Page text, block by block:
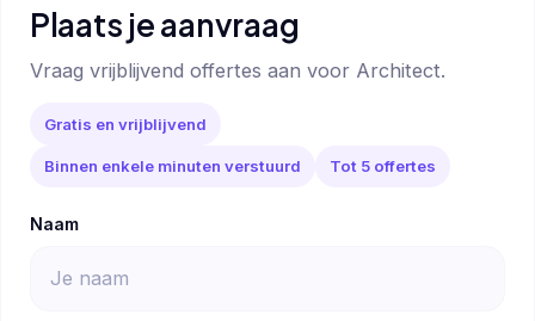
Plaats je aanvraag
Vraag vrijblijvend offertes aan voor Architect.
Gratis en vrijblijvend
Binnen enkele minuten verstuurd Tot 5 offertes
Naam